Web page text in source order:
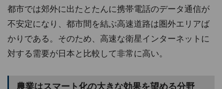
都市では郊外に出たとたんに携帯電話のデータ通信が
不安定になり、都市間を結ぶ高速道路は圏外エリアば
かりである。そのため、高速な衛星インターネットに
対する需要が日本と比較して非常に高い。
農業はスマート化の大きな効果を望める分野